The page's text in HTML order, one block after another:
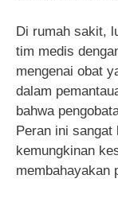
Di rumah sakit,
tim medis
mengenai obat
dalam
bahwa
Peran ini sangat
kemungkinan
membahayakan